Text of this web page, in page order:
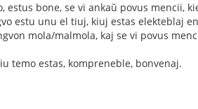
estus bone, se vi ankaŭ povus mencii,
estu unu el tiuj, kiuj estas elekteblaj
mola/malmola, kaj se vi povus
temo estas, kompreneble, bonvenaj.